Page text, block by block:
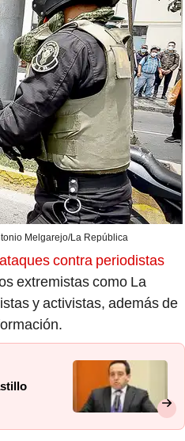
Melgarejo/La República
contra periodistas
extremistas como La
y activistas, además de